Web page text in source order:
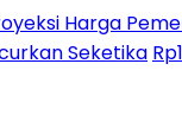
Harga
Seketika